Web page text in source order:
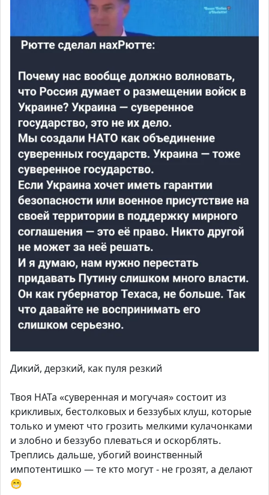
Дикий, дерзкий, как пуля резкий
Твоя НАТа «суверенная и могучая» состоит из
крикливых, бестолковых и беззубых клуш, которые
только и умеют что грозить мелкими кулачонками
и злобно и беззубо плеваться и оскорблять.
Треплись дальше, убогий воинственный
импотентишко — те кто могут - не грозят, а делают
😁